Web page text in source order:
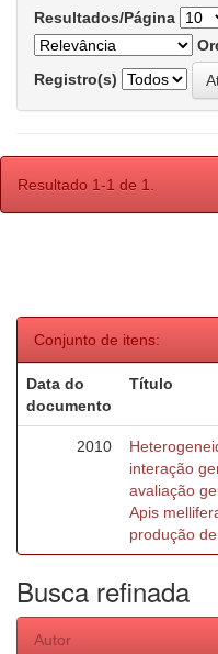
Resultados/Página
Registro(s)
Resultado 1-1 de 1.
Conjunto de itens:
Data do
documento
Título
2010
interação
avaliação
Apis
produção
Busca refinada
Autor